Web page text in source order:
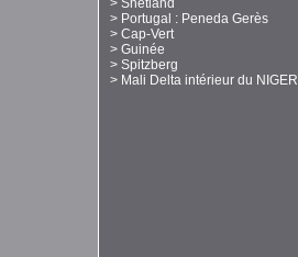
> Shetland
> Portugal : Peneda Gerès
> Cap-Vert
> Guinée
> Spitzberg
> Mali Delta intérieur du NIGER